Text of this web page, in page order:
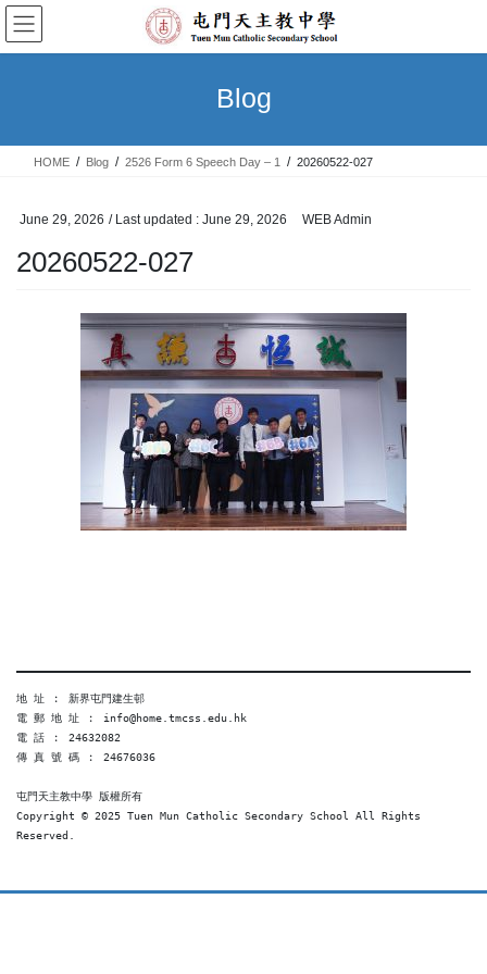
Skip
the
Skip
the
Blog
HOME Blog 2526 Form 6 Speech Day – 1 20260522-027
June 29, 2026 / Last updated : June 29, 2026 WEB Admin
20260522-027
地 址 ︰ 新界屯門建生邨
電 郵 地 址 ︰ info@home.tmcss.edu.hk
電 話 ︰ 24632082
傳 真 號 碼 ︰ 24676036
屯門天主教中學 版權所有
Copyright © 2025 Tuen Mun Catholic Secondary School All Rights
Reserved.